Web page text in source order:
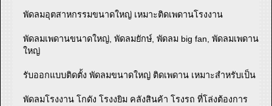
พัดลมอุตสาหกรรมขนาดใหญ่ เหมาะติดเพดานโรงงาน
พัดลมเพดานขนาดใหญ่, พัดลมยักษ์, พัดลม big fan, พัดลมเพดาน
ใหญ่
รับออกแบบติดตั้ง พัดลมขนาดใหญ่ ติดเพดาน เหมาะสำหรับเป็น
พัดลมโรงงาน โกดัง โรงงยิม คลังสินค้า โรงรถ ที่โล่งต้องการ